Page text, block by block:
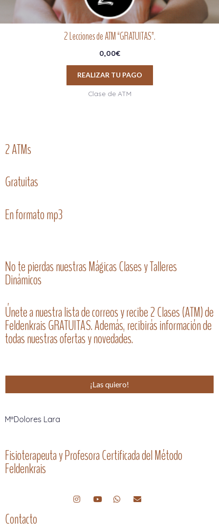
2 Lecciones de ATM “GRATUITAS”.
0,00€
REALIZAR TU PAGO
Clase de ATM
2 ATMs
Gratuitas
En formato mp3
No te pierdas nuestras Mágicas Clases y Talleres
Dinámicos
Únete a nuestra lista de correos y recibe 2 Clases (ATM) de
Feldenkrais GRATUITAS. Además, recibirás información de
todas nuestras ofertas y novedades.
¡Las quiero!
MªDolores Lara
Fisioterapeuta y Profesora Certificada del Método
Feldenkrais
Contacto